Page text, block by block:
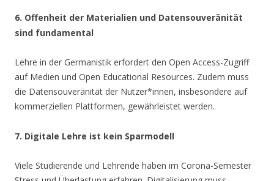
6. Offenheit der Materialien und Datensouveränität
sind fundamental
Lehre in der Germanistik erfordert den Open Access-Zugriff
auf Medien und Open Educational Resources. Zudem muss
die Datensouveränität der Nutzer*innen, insbesondere auf
kommerziellen Plattformen, gewährleistet werden.
7. Digitale Lehre ist kein Sparmodell
Viele Studierende und Lehrende haben im Corona-Semester